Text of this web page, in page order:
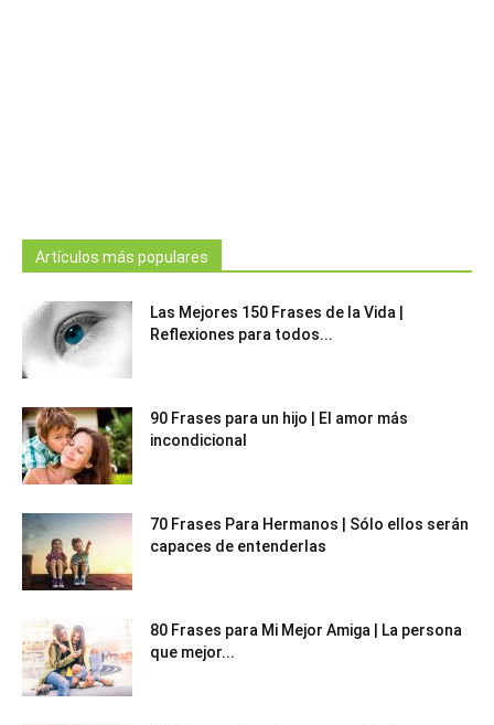
Artículos más populares
Las Mejores 150 Frases de la Vida |
Reflexiones para todos...
90 Frases para un hijo | El amor más
incondicional
70 Frases Para Hermanos | Sólo ellos serán
capaces de entenderlas
80 Frases para Mi Mejor Amiga | La persona
que mejor...